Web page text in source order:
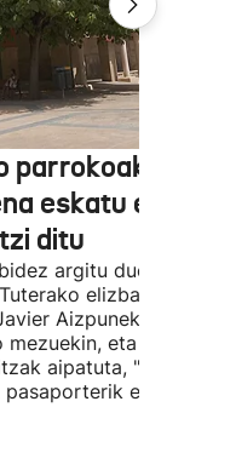
parrokoak
eskatu eta
ditu
argitu duenez,
elizbarrutia ez
Aizpunek
eta aita
aipatuta, "giza
ez" duela